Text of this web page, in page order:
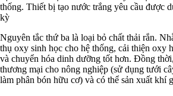
thống. Thiết bị tạo nước trắng yêu cầu được
kỳ
Nguyên tắc thứ ba là loại bỏ chất thải rắn.
thụ oxy sinh học cho hệ thống, cải thiện oxy
và chuyển hóa dinh dưỡng tốt hơn. Đồng
thương mại cho nông nghiệp (sử dụng tưới
làm phân bón hữu cơ) và có thể sản xuất khí